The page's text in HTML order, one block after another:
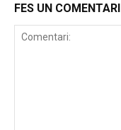
FES UN COMENTARI